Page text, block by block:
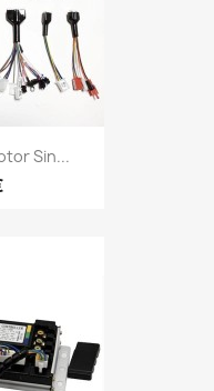
Sin...